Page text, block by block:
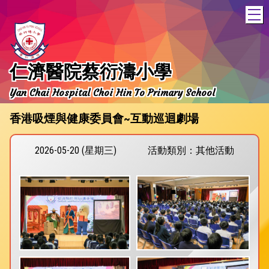
仁濟醫院蔡衍濤小學
Yan Chai Hospital Choi Hin To Primary School
香港吸煙與健康委員會~互動巡迴劇場
2026-05-20 (星期三) 活動類別：其他活動